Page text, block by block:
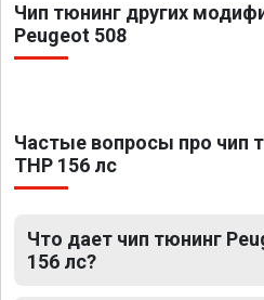
Чип тюнинг других
Peugeot 508
Частые вопросы про чип
THP 156 лс
Что дает чип тюнинг
156 лс?